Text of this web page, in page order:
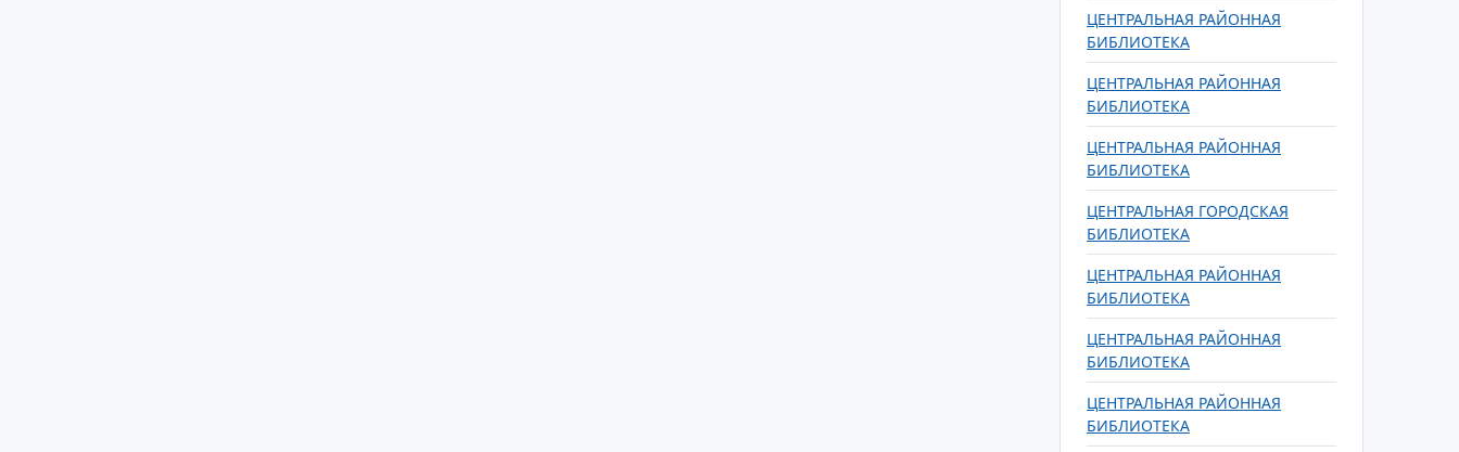
ЦЕНТРАЛЬНАЯ РАЙОННАЯ
БИБЛИОТЕКА
ЦЕНТРАЛЬНАЯ РАЙОННАЯ
БИБЛИОТЕКА
ЦЕНТРАЛЬНАЯ РАЙОННАЯ
БИБЛИОТЕКА
ЦЕНТРАЛЬНАЯ ГОРОДСКАЯ
БИБЛИОТЕКА
ЦЕНТРАЛЬНАЯ РАЙОННАЯ
БИБЛИОТЕКА
ЦЕНТРАЛЬНАЯ РАЙОННАЯ
БИБЛИОТЕКА
ЦЕНТРАЛЬНАЯ РАЙОННАЯ
БИБЛИОТЕКА